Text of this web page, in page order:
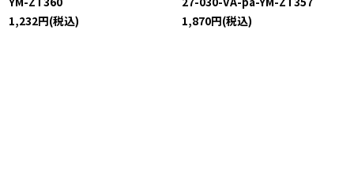
1,232円(税込)
1,870円(税込)